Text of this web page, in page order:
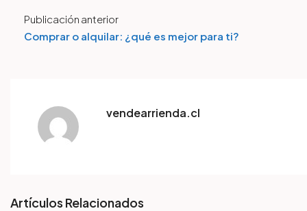
Publicación anterior
Comprar o alquilar: ¿qué es mejor para ti?
vendearrienda.cl
Artículos Relacionados